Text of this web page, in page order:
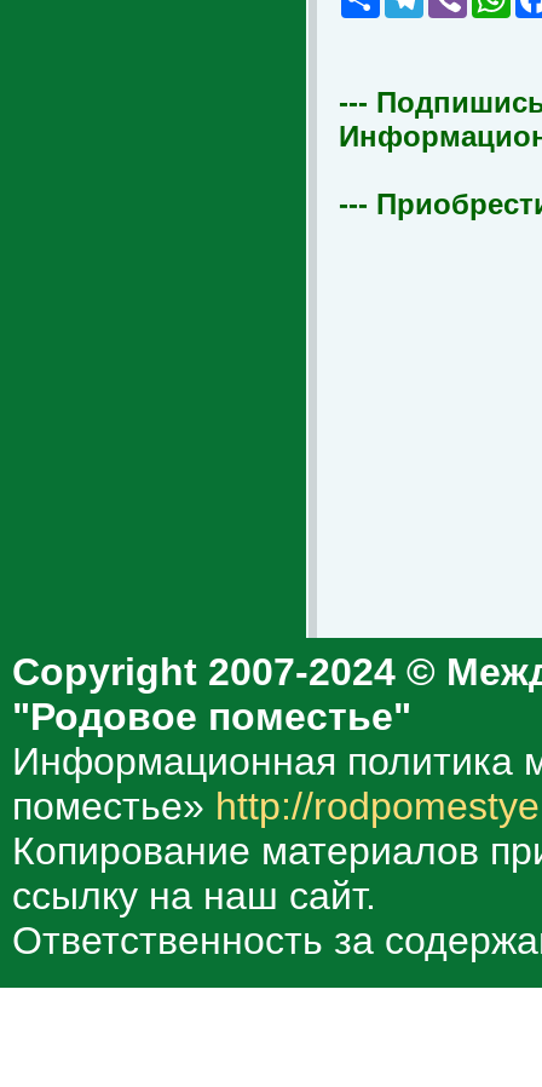
---
---
Copyright 2007-2024 ©
"Родовое поместье"
Информационная политика
поместье» http://
Копирование материалов
ссылку на наш сайт.
Ответственность за